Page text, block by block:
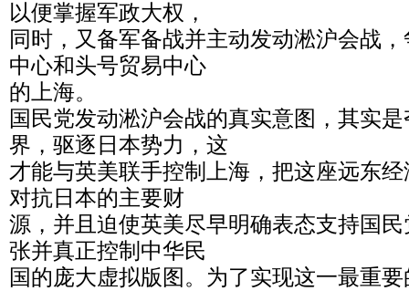
以便掌握军政大权，
同时，又备军备战并主动发动淞沪会战
中心和头号贸易中心
的上海。
国民党发动淞沪会战的真实意图，其实
界，驱逐日本势力，这
才能与英美联手控制上海，把这座远东
对抗日本的主要财
源，并且迫使英美尽早明确表态支持国
张并真正控制中华民
国的庞大虚拟版图。为了实现这一最重